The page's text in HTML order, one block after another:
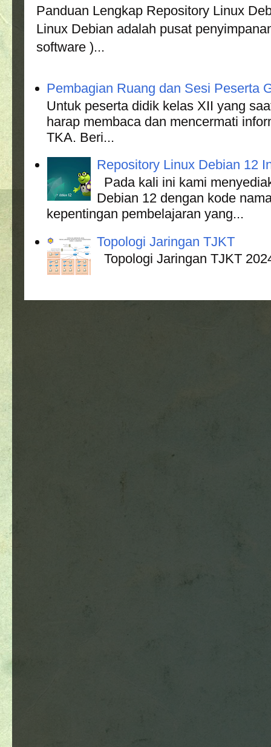
Panduan Lengkap Repository Linux
Linux Debian adalah pusat
software )...
Pembagian Ruang dan Sesi Peserta
Untuk peserta didik kelas XII yang
harap membaca dan mencermati
TKA. Beri...
Repository Linux Debian 12
Pada kali ini kami
Debian 12 dengan kode
kepentingan pembelajaran yang...
Topologi Jaringan TJKT
Topologi Jaringan TJKT